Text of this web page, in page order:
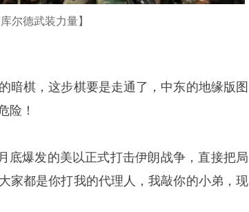
尔德武装力量】
暗棋，这步棋要是走通了，中东的地缘版图
险！
底爆发的美以正式打击伊朗战争，直接把局
家都是你打我的代理人，我敲你的小弟，现